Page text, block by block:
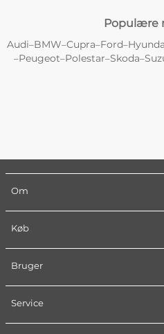
Populære
Audi–BMW–Cupra–Ford–
–Peugeot–Polestar–Skoda–
Om
Køb
Bruger
Service